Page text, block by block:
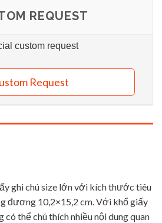
REQUEST
custom request
Request
ghi chú size lớn với kích thước tiêu
đương 10,2×15,2 cm. Với khổ giấy
có thể chú thích nhiều nội dung quan